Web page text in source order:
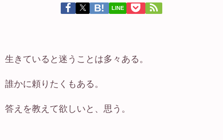
LINE
生きていると迷うことは多々ある。
誰かに頼りたくもある。
答えを教えて欲しいと、思う。